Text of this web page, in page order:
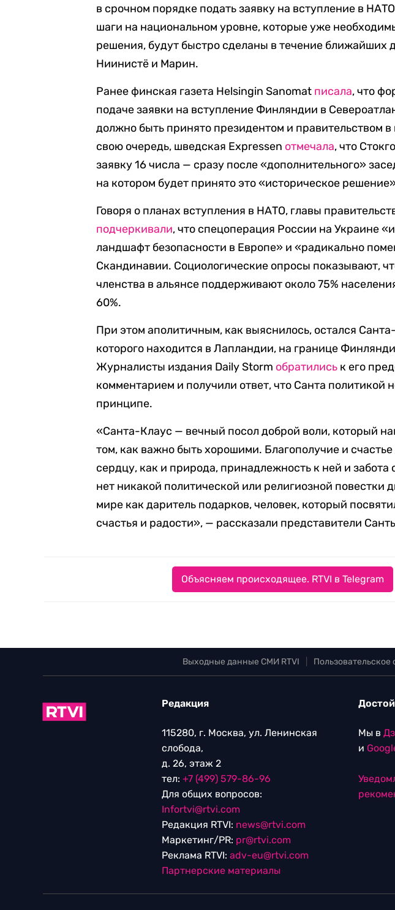
в срочном порядке подать заявку на вступление в
шаги на национальном уровне, которые уже
решения, будут быстро сделаны в течение ближайших
Ниинистё и Марин.
Ранее финская газета Helsingin Sanomat писала, что
подаче заявки на вступление Финляндии в
должно быть принято президентом и правительством в
свою очередь, шведская Expressen отмечала, что
заявку 16 числа — сразу после «дополнительного»
на котором будет принято это «историческое
Говоря о планах вступления в НАТО, главы
подчеркивали, что спецоперация России на Украине
ландшафт безопасности в Европе» и «радикально
Скандинавии. Социологические опросы показывают,
членства в альянсе поддерживают около 75%
60%.
При этом аполитичным, как выяснилось, остался
которого находится в Лапландии, на границе
Журналисты издания Daily Storm обратились к его
комментарием и получили ответ, что Санта политикой
принципе.
«Санта-Клаус — вечный посол доброй воли, который
том, как важно быть хорошими. Благополучие и счастье
сердцу, как и природа, принадлежность к ней и забота
нет никакой политической или религиозной повестки
мире как даритель подарков, человек, который
счастья и радости», — рассказали представители
Объясняем происходящее. RTVI в Telegram
Выходные данные СМИ RTVI Пользовательское
Редакция
115280, г. Москва, ул. Ленинская
слобода,
д. 26, этаж 2
тел: +7 (499) 579-86-96
Для общих вопросов:
Infortvi@rtvi.com
Редакция RTVI: news@rtvi.com
Маркетинг/PR: pr@rtvi.com
Реклама RTVI: adv-eu@rtvi.com
Партнерские материалы
Мы в
и